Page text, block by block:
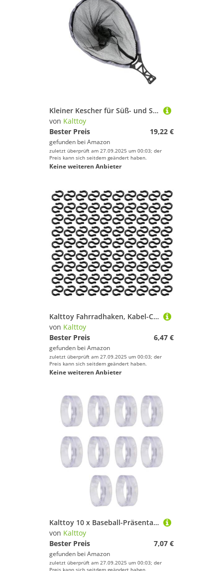
Kleiner Kescher für Süß- und Salzwasser
von Kalttoy
Bester Preis
19,22 €
gefunden bei Amazon
zuletzt überprüft am 27.09.2025 um 00:03; der
Preis kann sich seitdem geändert haben.
Keine weiteren Anbieter
Kalttoy Fahrradhaken, Kabel-Clip, Schaltung, Bremskabel, Befestigungsschnalle für Rennrad, Faltrad
von Kalttoy
Bester Preis
6,47 €
gefunden bei Amazon
zuletzt überprüft am 27.09.2025 um 00:03; der
Preis kann sich seitdem geändert haben.
Keine weiteren Anbieter
Kalttoy 10 x Baseball-Präsentationsständer, transparente Ringe, Kugelständer, Kunststoff-Präsentationshalter
von Kalttoy
Bester Preis
7,07 €
gefunden bei Amazon
zuletzt überprüft am 27.09.2025 um 00:03; der
Preis kann sich seitdem geändert haben.